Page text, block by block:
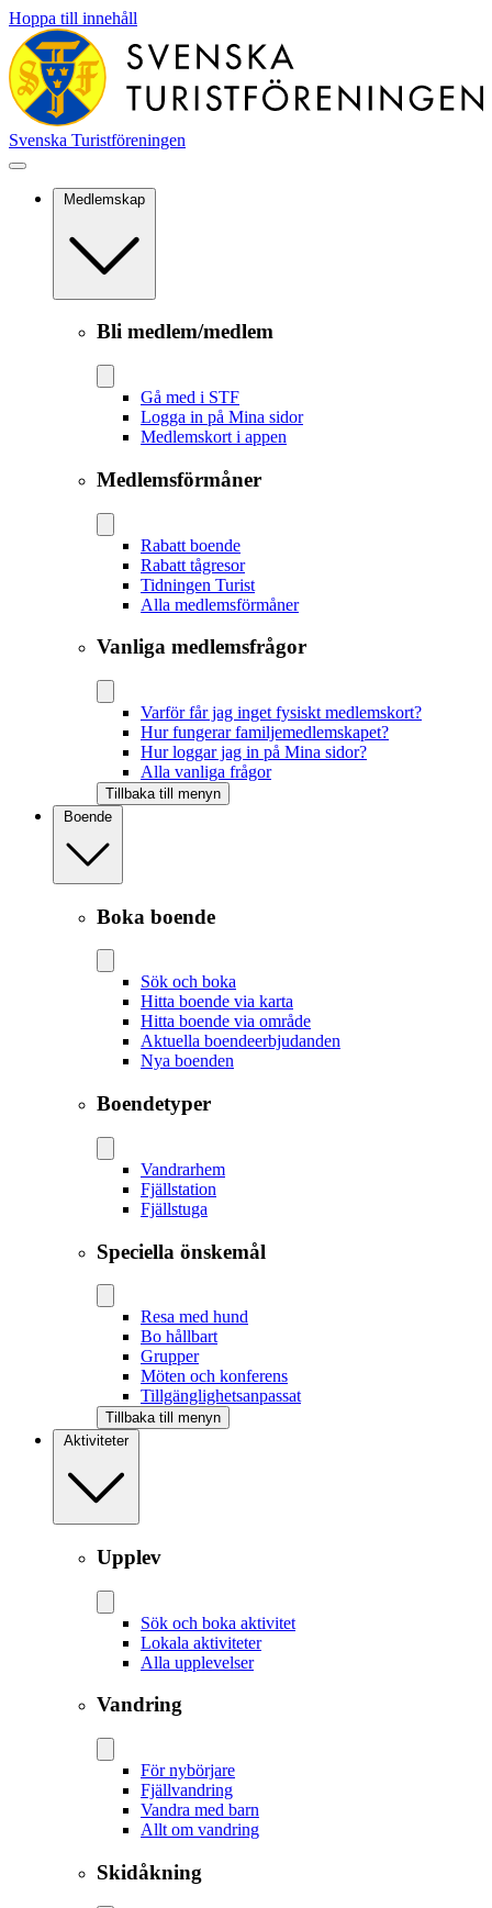
Hoppa till innehåll
Svenska Turistföreningen
Medlemskap
Bli medlem/medlem
Gå med i STF
Logga in på Mina sidor
Medlemskort i appen
Medlemsförmåner
Rabatt boende
Rabatt tågresor
Tidningen Turist
Alla medlemsförmåner
Vanliga medlemsfrågor
Varför får jag inget fysiskt medlemskort?
Hur fungerar familjemedlemskapet?
Hur loggar jag in på Mina sidor?
Alla vanliga frågor
Tillbaka till menyn
Boende
Boka boende
Sök och boka
Hitta boende via karta
Hitta boende via område
Aktuella boendeerbjudanden
Nya boenden
Boendetyper
Vandrarhem
Fjällstation
Fjällstuga
Speciella önskemål
Resa med hund
Bo hållbart
Grupper
Möten och konferens
Tillgänglighetsanpassat
Tillbaka till menyn
Aktiviteter
Upplev
Sök och boka aktivitet
Lokala aktiviteter
Alla upplevelser
Vandring
För nybörjare
Fjällvandring
Vandra med barn
Allt om vandring
Skidåkning